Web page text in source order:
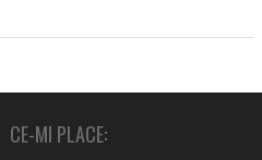
CE-MI PLACE: